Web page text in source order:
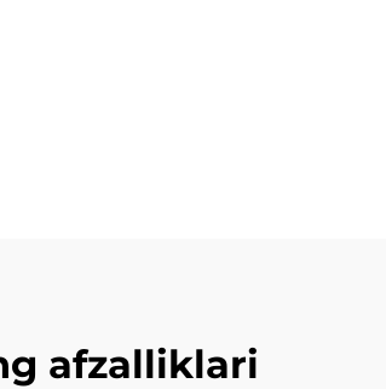
afzalliklari